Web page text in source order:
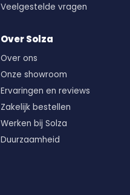
Veelgestelde vragen
Over Solza
Over ons
Onze showroom
Ervaringen en reviews
Zakelijk bestellen
Werken bij Solza
Duurzaamheid